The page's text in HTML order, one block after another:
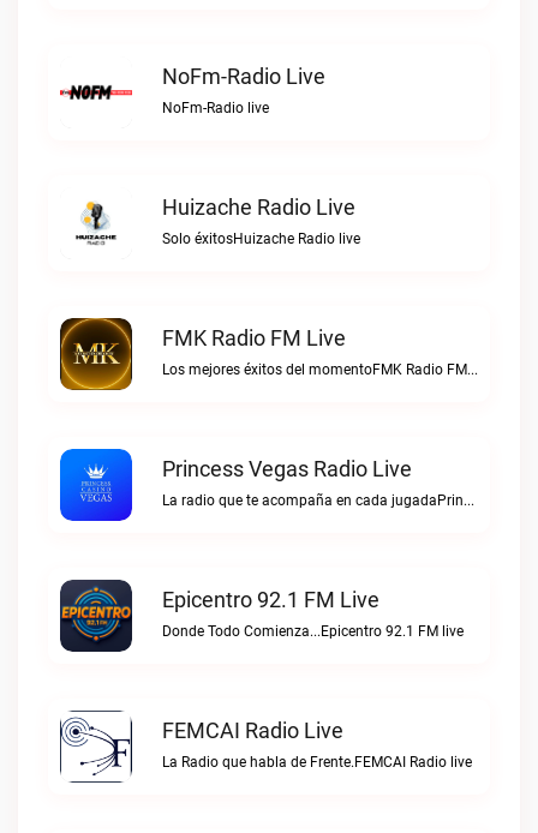
NoFm-Radio Live
NoFm-Radio live
Huizache Radio Live
Solo éxitosHuizache Radio live
FMK Radio FM Live
Los mejores éxitos del momentoFMK Radio FM live
Princess Vegas Radio Live
La radio que te acompaña en cada jugadaPrincess Vegas Radio live
Epicentro 92.1 FM Live
Donde Todo Comienza...Epicentro 92.1 FM live
FEMCAI Radio Live
La Radio que habla de Frente.FEMCAI Radio live